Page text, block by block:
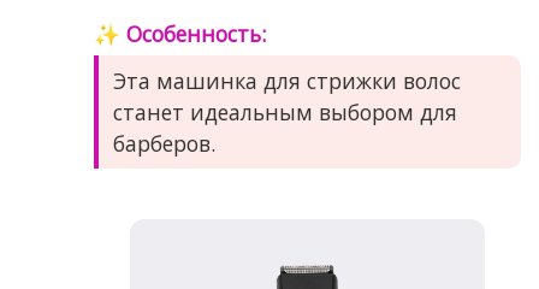
✨ Особенность:
Эта машинка для стрижки волос
станет идеальным выбором для
барберов.